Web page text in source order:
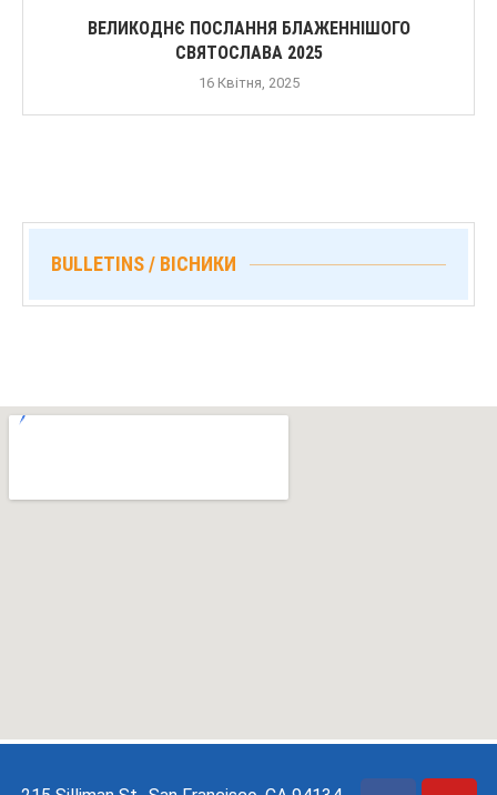
ВЕЛИКОДНЄ ПОСЛАННЯ БЛАЖЕННІШОГО
СВЯТОСЛАВА 2025
16 Квітня, 2025
BULLETINS / ВІСНИКИ